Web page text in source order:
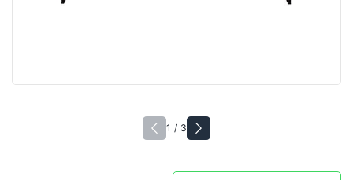
1 / 3